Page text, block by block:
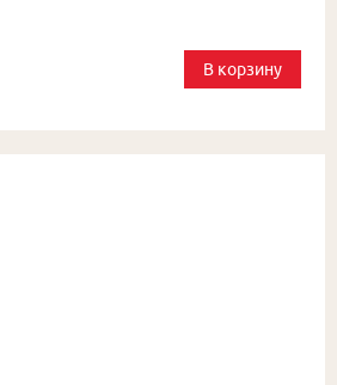
В корзину